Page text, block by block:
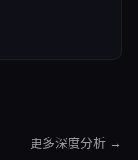
更多深度分析 →